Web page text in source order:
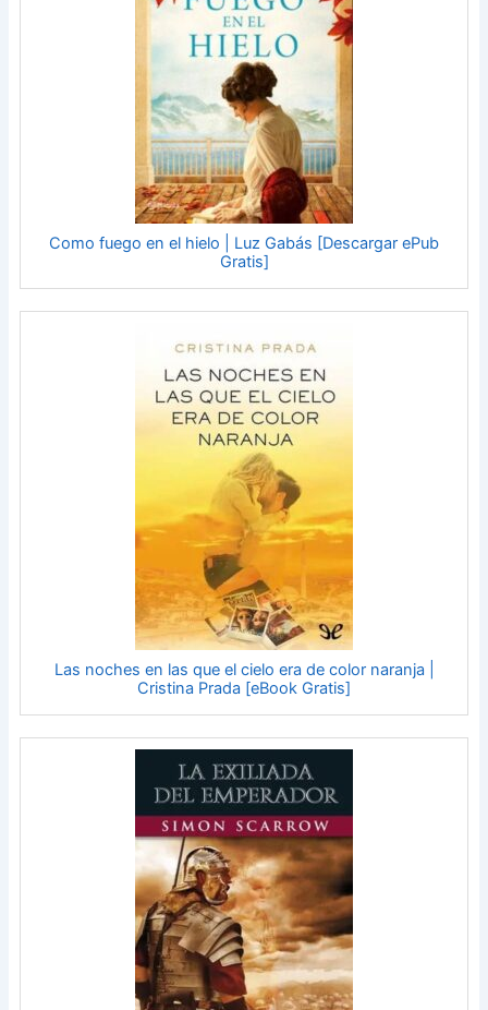
Como fuego en el hielo | Luz Gabás [Descargar ePub
Gratis]
Las noches en las que el cielo era de color naranja |
Cristina Prada [eBook Gratis]